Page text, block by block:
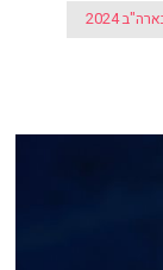
2024